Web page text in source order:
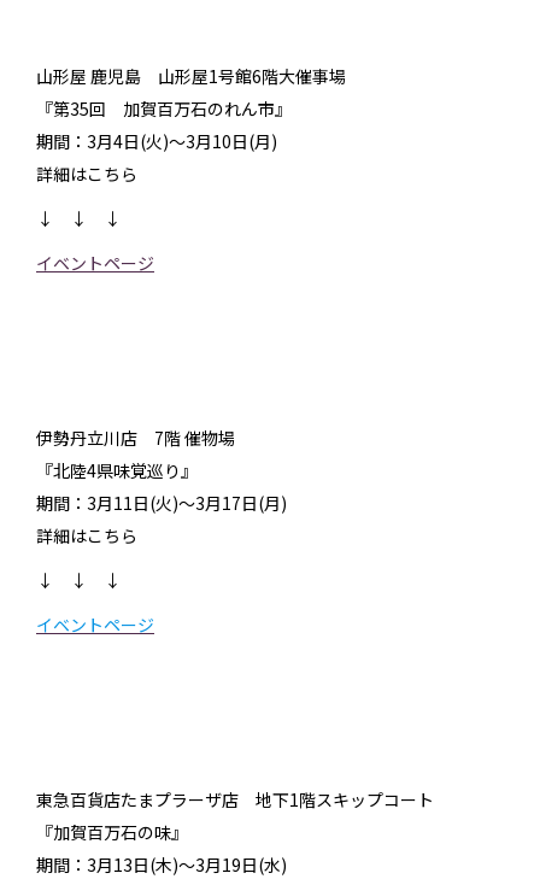
山形屋 鹿児島 山形屋1号館6階大催事場
『第35回 加賀百万石のれん市』
期間：3月4日(火)～3月10日(月)
詳細はこちら
↓ ↓ ↓
イベントページ
伊勢丹立川店 7階 催物場
『北陸4県味覚巡り』
期間：3月11日(火)～3月17日(月)
詳細はこちら
↓ ↓ ↓
イベントページ
東急百貨店たまプラーザ店 地下1階スキップコート
『加賀百万石の味』
期間：3月13日(木)～3月19日(水)